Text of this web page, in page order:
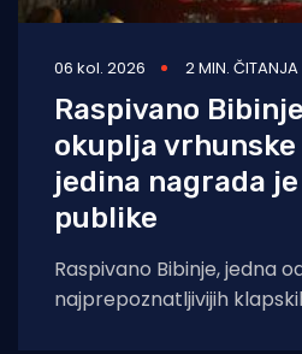
06 kol. 2026 2 MIN. ČITANJA
Raspivano
okuplja vrhunske
jedina nagrada
publike
Raspivano Bibinje, jedna
najprepoznatljivijih